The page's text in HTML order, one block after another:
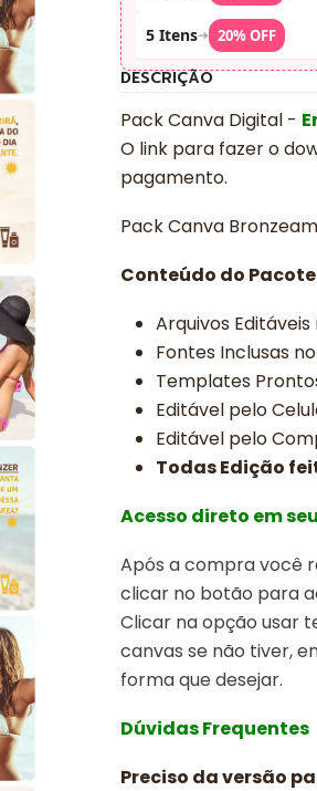
5 Itens➜ 20% OFF
DESCRIÇÃO
Pack Canva Digital -
O link para fazer o
pagamento.
Pack Canva
Conteúdo do
Arquivos
Fontes Inclusas
Templates
Editável pelo
Editável pelo
Todas Edição
Acesso direto em
Após a compra você
clicar no botão para
Clicar na opção usar
canvas se não tiver,
forma que desejar.
Dúvidas Frequentes
Preciso da versão